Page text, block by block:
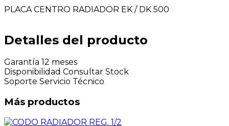
PLACA CENTRO RADIADOR EK / DK 500
Detalles del producto
Garantía 12 meses
Disponibilidad Consultar Stock
Soporte Servicio Técnico
Más productos